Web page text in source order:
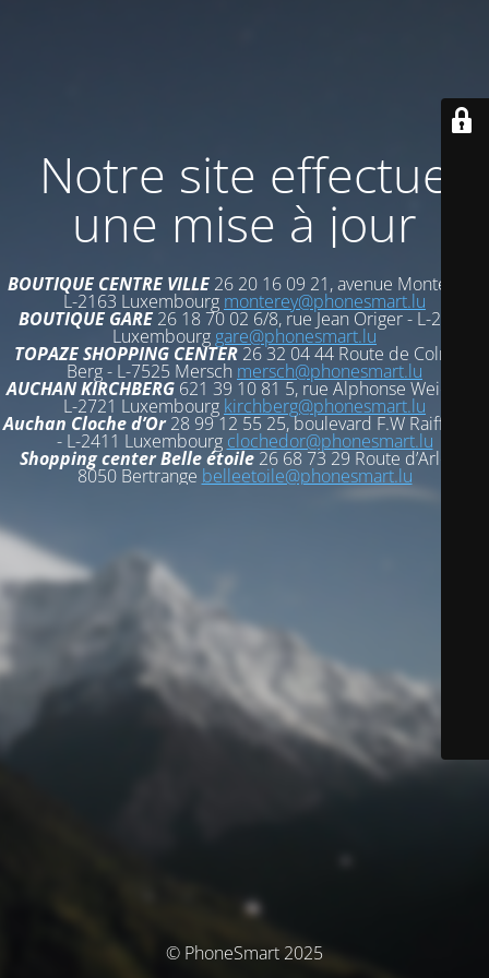
Notre site effectue
une mise à jour
BOUTIQUE CENTRE VILLE 26 20 16 09 21, avenue Monterey -
L-2163 Luxembourg monterey@phonesmart.lu
BOUTIQUE GARE 26 18 70 02 6/8, rue Jean Origer - L-2269
Luxembourg gare@phonesmart.lu
TOPAZE SHOPPING CENTER 26 32 04 44 Route de Colmar-
Berg - L-7525 Mersch mersch@phonesmart.lu
AUCHAN KIRCHBERG621 39 10 81 5, rue Alphonse Weicker -
L-2721 Luxembourg kirchberg@phonesmart.lu
Auchan Cloche d’Or28 99 12 55 25, boulevard F.W Raiffeisen
- L-2411 Luxembourg clochedor@phonesmart.lu
Shopping center Belle étoile 26 68 73 29 Route d’Arlon -
8050 Bertrange belleetoile@phonesmart.lu
© PhoneSmart 2025